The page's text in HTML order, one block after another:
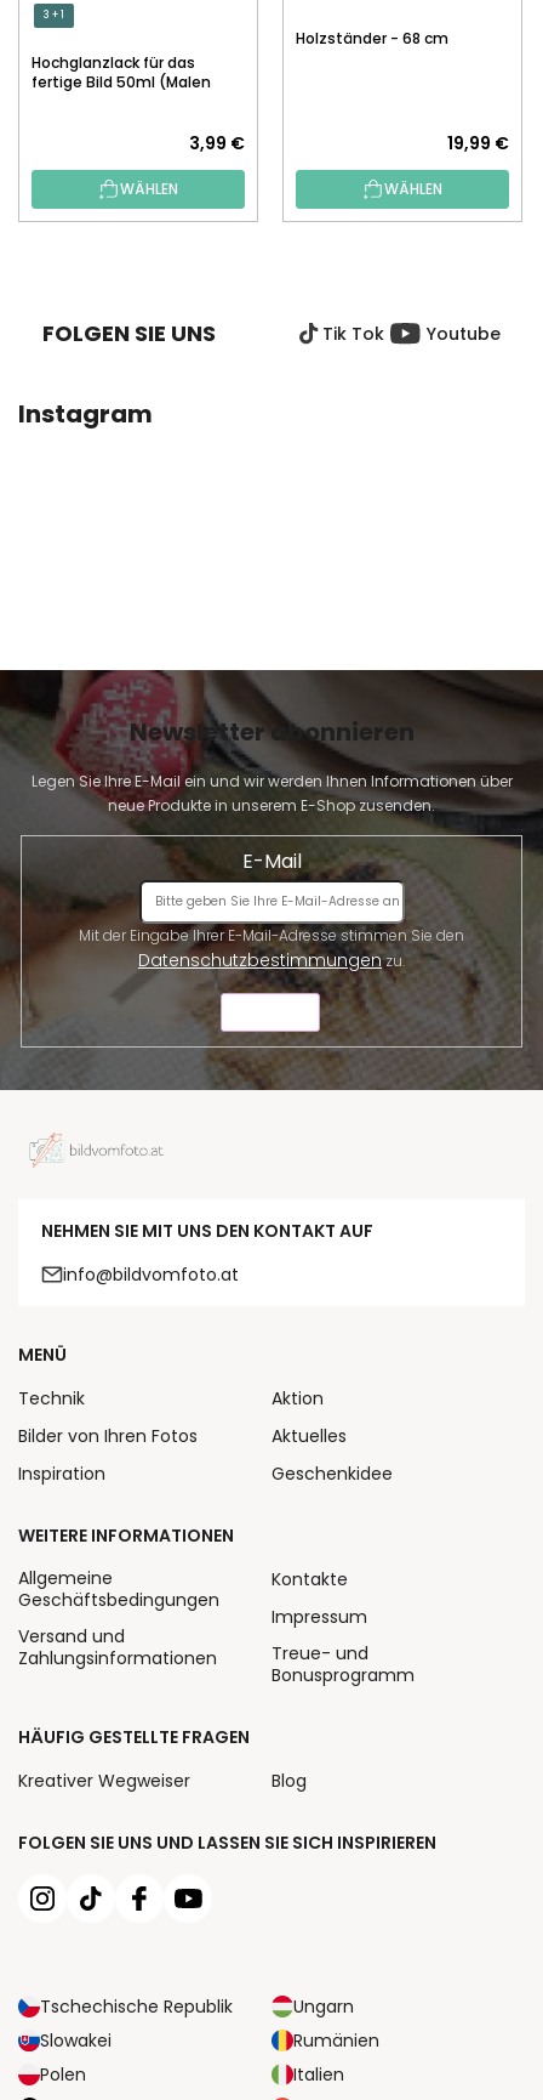
3 + 1
Hochglanzlack für das
fertige Bild 50ml (Malen
3,99 €
WÄHLEN
Holzständer - 68 cm
19,99 €
WÄHLEN
FOLGEN SIE UNS Tik Tok Youtube
Instagram
Newsletter abonnieren
Legen Sie Ihre E-Mail ein und wir werden Ihnen Informationen über
neue Produkte in unserem E-Shop zusenden.
E-Mail
Datenschutzbestimmungenzu.
NEHMEN SIE MIT UNS DEN KONTAKT AUF
info@bildvomfoto.at
FOLGEN SIE UNS UND LASSEN SIE SICH INSPIRIEREN
Tschechische Republik
Ungarn
Slowakei
Rumänien
Polen
Italien
MENÜ
Technik
Bilder von Ihren Fotos
Inspiration
Aktion
Aktuelles
Geschenkidee
WEITERE INFORMATIONEN
Allgemeine
Geschäftsbedingungen
Versand und
Zahlungsinformationen
Kontakte
Impressum
Treue- und
Bonusprogramm
HÄUFIG GESTELLTE FRAGEN
Kreativer Wegweiser
Blog